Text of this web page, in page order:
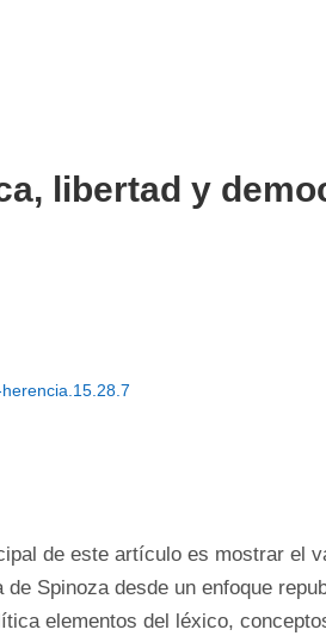
libertad y
de este artículo es mostrar el
Spinoza desde un enfoque
elementos del léxico,